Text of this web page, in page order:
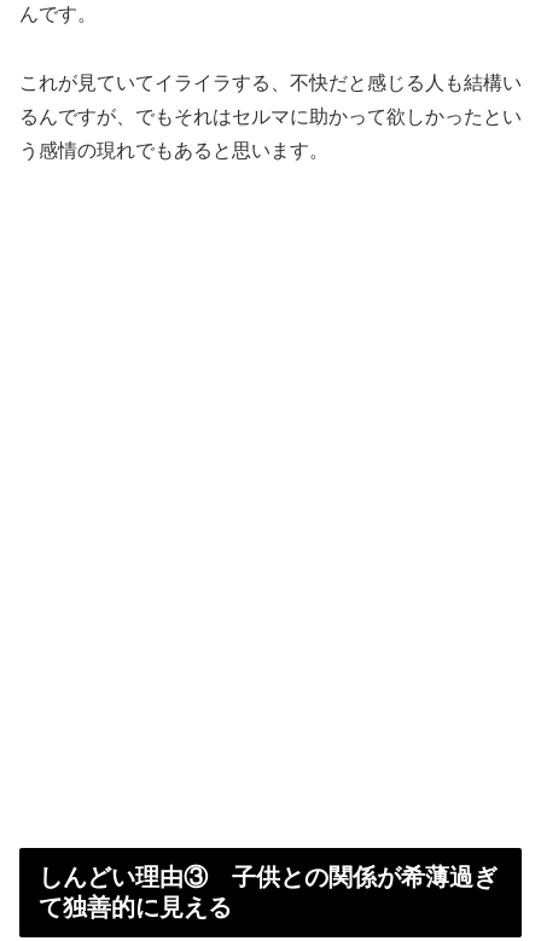
んです。
これが見ていてイライラする、不快だと感じる人も結構い
るんですが、でもそれはセルマに助かって欲しかったとい
う感情の現れでもあると思います。
しんどい理由③ 子供との関係が希薄過ぎ
て独善的に見える